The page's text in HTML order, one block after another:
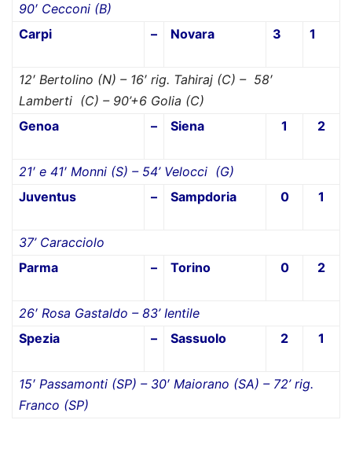
90′ Cecconi (B)
Carpi
– Novara 3 1
12′ Bertolino (N) – 16′ rig. Tahiraj (C) – 58′
Lamberti (C) – 90’+6 Golia (C)
Genoa
– Siena 1 2
21′ e 41′ Monni (S) – 54’ Velocci (G)
Juventus
– Sampdoria 0 1
37’ Caracciolo
Parma
– Torino 0 2
26′ Rosa Gastaldo – 83’ Ientile
Spezia
– Sassuolo 2 1
15′ Passamonti (SP) – 30′ Maiorano (SA) – 72’ rig.
Franco (SP)